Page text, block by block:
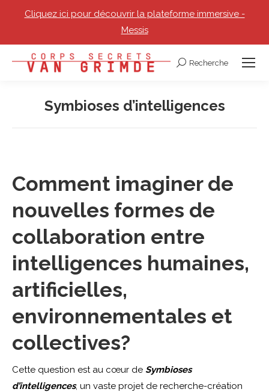
Cliquez ici pour découvrir la plateforme immersive -
Messis
Recherche
Recherche
Symbioses d’intelligences
Comment imaginer de
nouvelles formes de
collaboration entre
intelligences humaines,
artificielles,
environnementales et
collectives?
Cette question est au cœur de Symbioses
d’intelligences, un vaste projet de recherche-création